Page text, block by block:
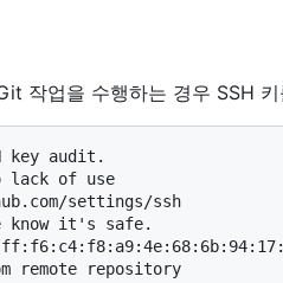
작업을 수행하는 경우 SSH
key audit.
lack of use
settings/ssh
know it's safe.